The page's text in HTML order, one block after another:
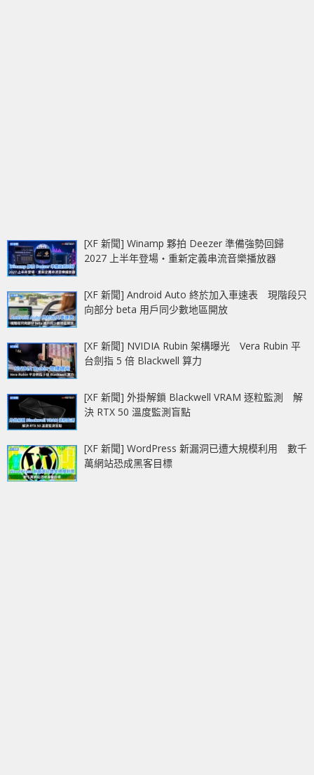
[XF 新聞] Winamp 夥拍 Deezer 準備強勢回歸
2027 上半年登場‧重新定義串流音樂播放器
[XF 新聞] Android Auto 終於加入車速表 現階段只
向部分 beta 用戶同少數地區開放
[XF 新聞] NVIDIA Rubin 架構曝光 Vera Rubin 平
台劍指 5 倍 Blackwell 算力
[XF 新聞] 外掛解鎖 Blackwell VRAM 逐粒監測 解
決 RTX 50 溫度監測盲點
[XF 新聞] WordPress 新漏洞已遭大規模利用 數千
萬網站恐成黑客目標